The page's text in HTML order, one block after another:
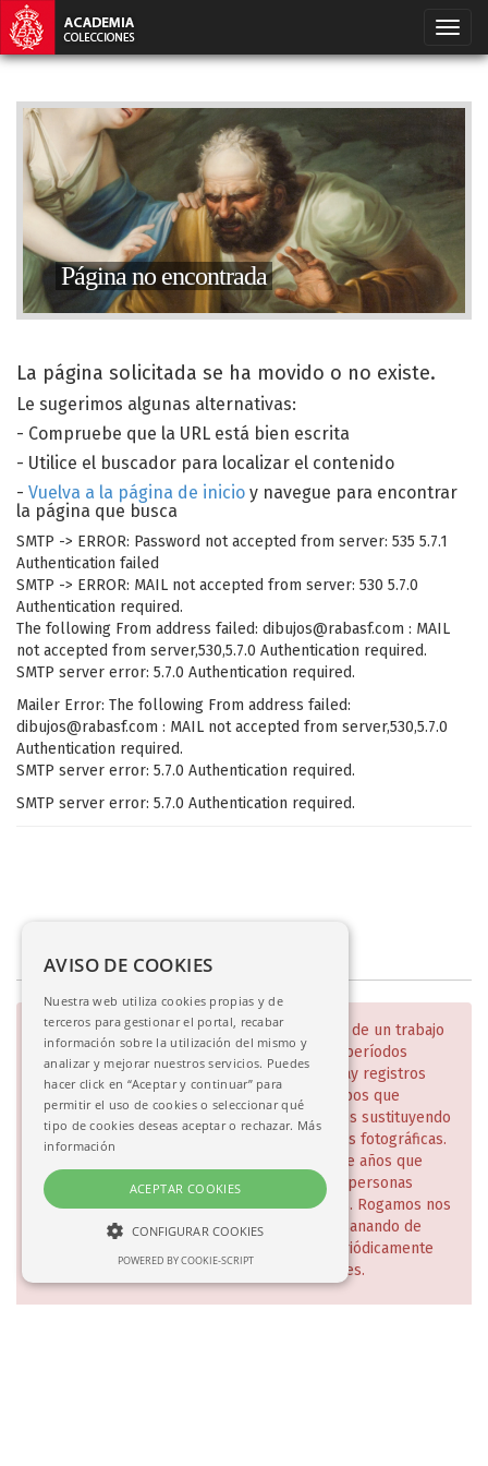
Página no encontrada
La página solicitada se ha movido o no existe.
Le sugerimos algunas alternativas:
- Compruebe que la URL está bien escrita
- Utilice el buscador para localizar el contenido
- Vuelva a la página de inicio y navegue para encontrar
la página que busca
SMTP -> ERROR: Password not accepted from server: 535 5.7.1
Authentication failed
SMTP -> ERROR: MAIL not accepted from server: 530 5.7.0
Authentication required.
The following From address failed: dibujos@rabasf.com : MAIL
not accepted from server,530,5.7.0 Authentication required.
SMTP server error: 5.7.0 Authentication required.
Mailer Error: The following From address failed:
dibujos@rabasf.com : MAIL not accepted from server,530,5.7.0
Authentication required.
SMTP server error: 5.7.0 Authentication required.
SMTP server error: 5.7.0 Authentication required.
NOTA:Estas bases de datos son el resultado de un trabajo
acumulado en diversos departamentos y en períodos
diferentes. Los usuarios comprobarán que hay registros
incompletos y desiguales en contenido, campos que
deberán ser revisados e imágenes que iremos sustituyendo
a medida que se vayan haciendo las campañas fotográficas.
Todo ello será un trabajo de meses y quizá de años que
deseamos no demore la accesibilidad de las personas
interesadas en conocer nuestras colecciones. Rogamos nos
disculpen estas deficiencias que iremos subsanando de
manera escalonada y de lo cual daremos periódicamente
cuenta en nuestra página web y redes sociales.
AVISO DE COOKIES
Nuestra web utiliza cookies propias y de
terceros para gestionar el portal, recabar
información sobre la utilización del mismo y
analizar y mejorar nuestros servicios. Puedes
hacer click en “Aceptar y continuar” para
permitir el uso de cookies o seleccionar qué
tipo de cookies deseas aceptar o rechazar. Más
información
ACEPTAR COOKIES
CONFIGURAR COOKIES
NECESARIASPOWERED BY COOKIE-SCRIPT